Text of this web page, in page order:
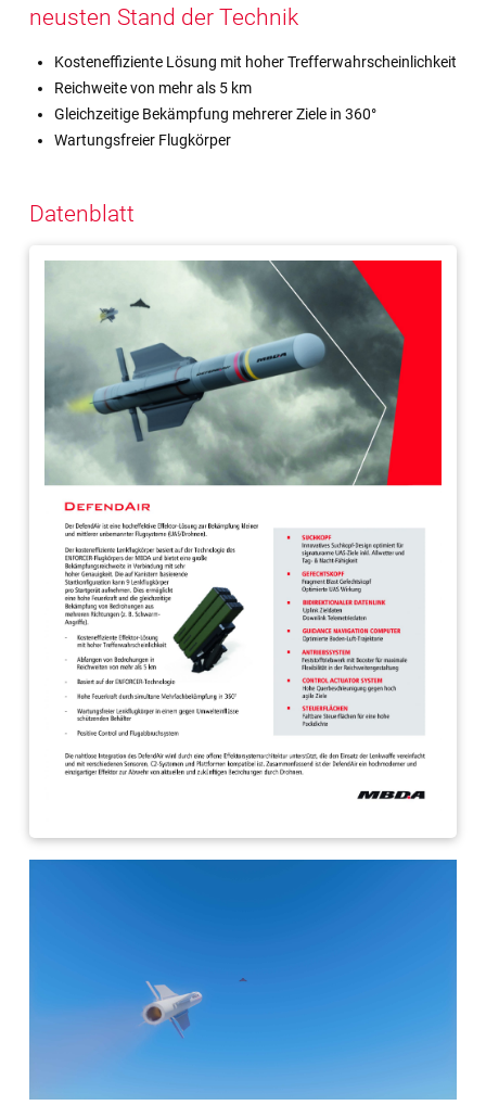
neusten Stand der Technik
Kosteneffiziente Lösung mit hoher Trefferwahrscheinlichkeit
Reichweite von mehr als 5 km
Gleichzeitige Bekämpfung mehrerer Ziele in 360°
Wartungsfreier Flugkörper
Datenblatt